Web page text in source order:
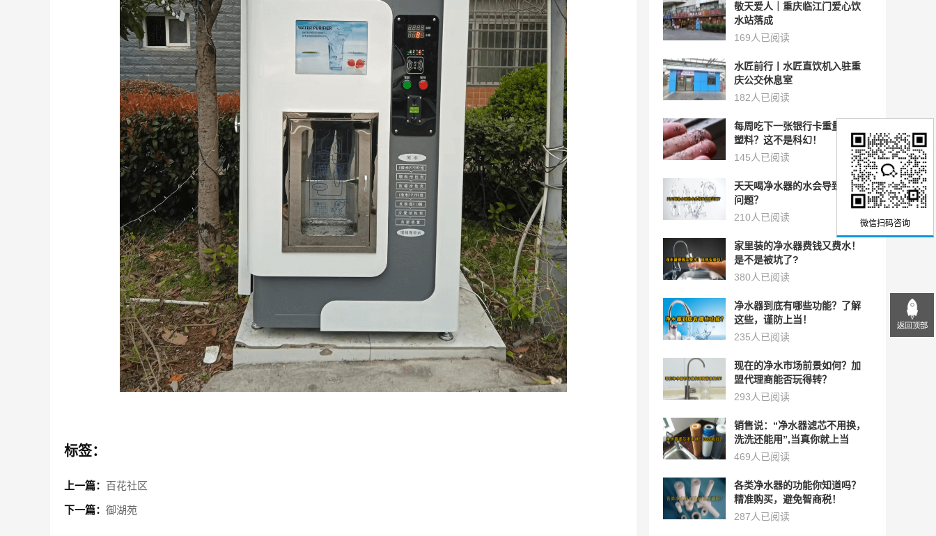
标签：
上一篇： 百花社区
下一篇： 御湖苑
敬天爱人｜重庆临江门爱心饮
水站落成
169人已阅读
水匠前行丨水匠直饮机入驻重
庆公交休息室
182人已阅读
每周吃下一张银行卡重量的微
塑料？这不是科幻！
145人已阅读
天天喝净水器的水会导致健康
问题？
210人已阅读
家里装的净水器费钱又费水！
是不是被坑了?
380人已阅读
净水器到底有哪些功能？了解
这些，谨防上当！
235人已阅读
现在的净水市场前景如何？加
盟代理商能否玩得转？
293人已阅读
销售说：“净水器滤芯不用换，
洗洗还能用”,当真你就上当
了！
469人已阅读
各类净水器的功能你知道吗？
精准购买，避免智商税！
287人已阅读